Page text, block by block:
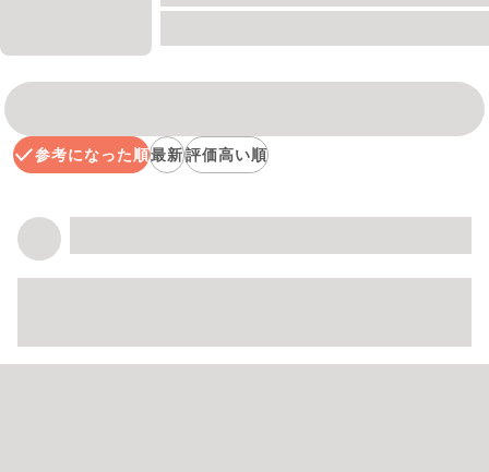
参考になった順最新評価高い順